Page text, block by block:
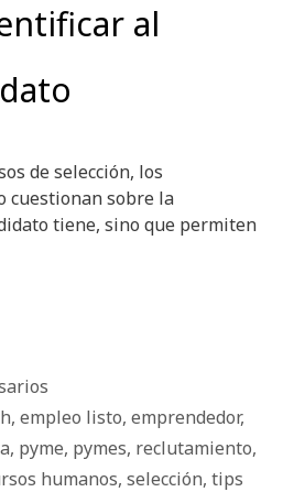
al
de selección, los
cuestionan sobre la
tiene, sino que permiten
, empleo listo, emprendedor,
, pyme, pymes, reclutamiento,
humanos, selección, tips